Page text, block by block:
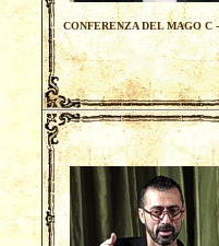
CONFERENZA DEL MAGO C -